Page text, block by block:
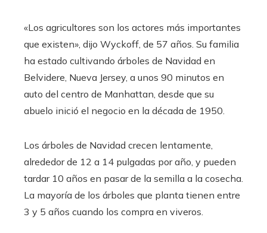
«Los agricultores son los actores más importantes
que existen», dijo Wyckoff, de 57 años. Su familia
ha estado cultivando árboles de Navidad en
Belvidere, Nueva Jersey, a unos 90 minutos en
auto del centro de Manhattan, desde que su
abuelo inició el negocio en la década de 1950.
Los árboles de Navidad crecen lentamente,
alrededor de 12 a 14 pulgadas por año, y pueden
tardar 10 años en pasar de la semilla a la cosecha.
La mayoría de los árboles que planta tienen entre
3 y 5 años cuando los compra en viveros.